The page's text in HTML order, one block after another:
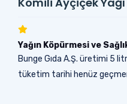
Yağın Köpürmesi ve
Bunge Gıda A.Ş. üretimi 5
tüketim tarihi henüz